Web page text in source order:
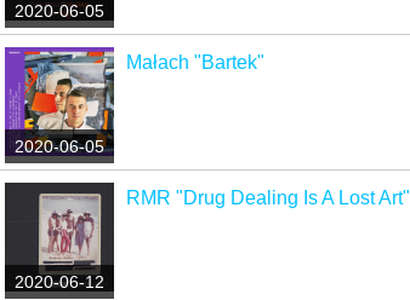
2020-06-05
2020-06-05
Małach "Bartek"
2020-06-12
RMR "Drug Dealing Is A Lost Art"